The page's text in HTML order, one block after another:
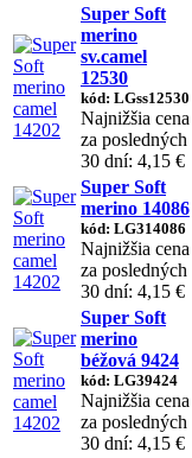
Super Soft
merino
sv.camel
12530
kód: LGss12530
Najnižšia cena
za posledných
30 dní: 4,15 €
Super Soft
merino 14086
kód: LG314086
Najnižšia cena
za posledných
30 dní: 4,15 €
Super Soft
merino
béžová 9424
kód: LG39424
Najnižšia cena
za posledných
30 dní: 4,15 €